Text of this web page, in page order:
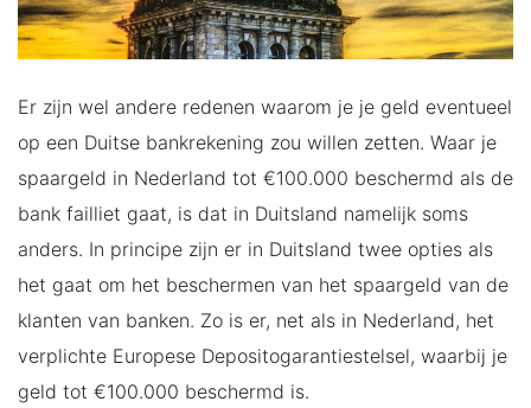
Er zijn wel andere redenen waarom je je geld eventueel
op een Duitse bankrekening zou willen zetten. Waar je
spaargeld in Nederland tot €100.000 beschermd als de
bank failliet gaat, is dat in Duitsland namelijk soms
anders. In principe zijn er in Duitsland twee opties als
het gaat om het beschermen van het spaargeld van de
klanten van banken. Zo is er, net als in Nederland, het
verplichte Europese Depositogarantiestelsel, waarbij je
geld tot €100.000 beschermd is.